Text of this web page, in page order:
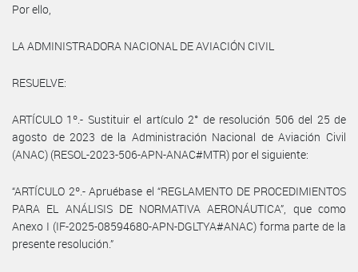
Por ello,
LA ADMINISTRADORA NACIONAL DE AVIACIÓN CIVIL
RESUELVE:
ARTÍCULO 1º.- Sustituir el artículo 2° de resolución 506 del 25 de
agosto de 2023 de la Administración Nacional de Aviación Civil
(ANAC) (RESOL-2023-506-APN-ANAC#MTR) por el siguiente:
“ARTÍCULO 2º.- Apruébase el “REGLAMENTO DE PROCEDIMIENTOS
PARA EL ANÁLISIS DE NORMATIVA AERONÁUTICA”, que como
Anexo I (IF-2025-08594680-APN-DGLTYA#ANAC) forma parte de la
presente resolución.”